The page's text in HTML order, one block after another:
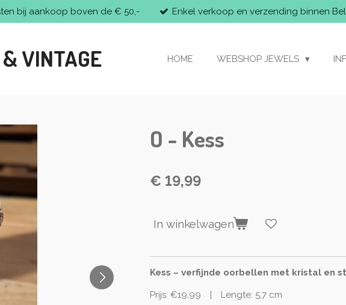
bij aankoop boven de € 50,- Enkel verkoop en verzending binnen
VINTAGE HOME WEBSHOP JEWELS
O - Kess
€ 19,99
In winkelwagen
Kess – verfijnde oorbellen met kristal en
Prijs: €19,99 | Lengte: 5,7 cm